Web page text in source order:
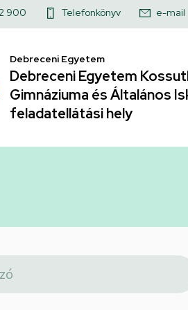
900 Telefonkönyv e-mail
Debreceni Egyetem
Debreceni Egyetem
Gimnáziuma és Általános
feladatellátási hely